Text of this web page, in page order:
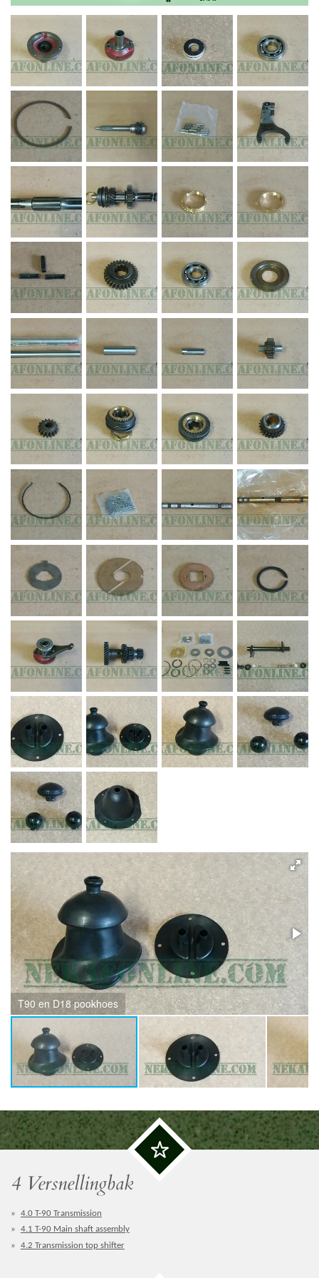
T90 en D18 pookhoes
4 Versnellingbak
4.0 T-90 Transmission
4.1 T-90 Main shaft assembly
4.2 Transmission top shifter